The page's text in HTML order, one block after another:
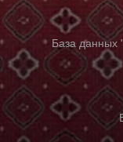
База данных